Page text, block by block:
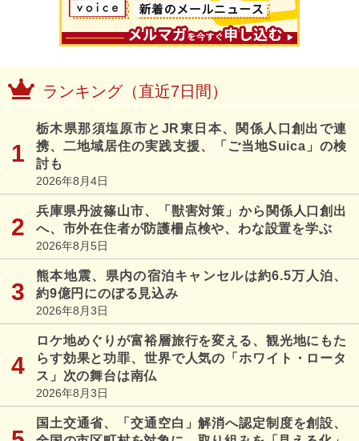
ランキング（直近7日間）
栃木県那須塩原市とJR東日本、関係人口創出で連
携、二地域居住の実践支援、「ご当地Suica」の検
討も
2026年8月4日
兵庫県丹波篠山市、「獣害対策」から関係人口創出
へ、市外在住者が防護柵点検や、わな設置を学ぶ
2026年8月5日
熊本地震、県内の宿泊キャンセルは約6.5万人泊、
約9億円にのぼる見込み
2026年8月3日
ロケ地めぐりが富裕層旅行を変える、観光地にもた
らす効果と功罪、世界で人気の「ホワイト・ロータ
ス」次の舞台は南仏
2026年8月3日
国土交通省、「交通空白」解消へ認定制度を創設、